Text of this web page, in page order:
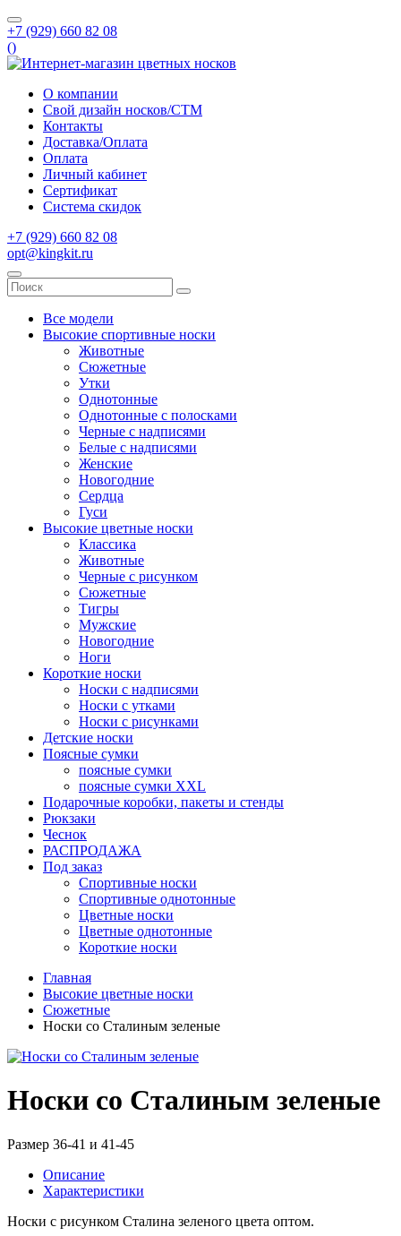
+7 (929) 660 82 08
()
О компании
Свой дизайн носков/СТМ
Контакты
Доставка/Оплата
Оплата
Личный кабинет
Сертификат
Система скидок
+7 (929) 660 82 08
opt@kingkit.ru
Все модели
Высокие спортивные носки
Животные
Сюжетные
Утки
Однотонные
Однотонные с полосками
Черные с надписями
Белые с надписями
Женские
Новогодние
Сердца
Гуси
Высокие цветные носки
Классика
Животные
Черные с рисунком
Сюжетные
Тигры
Мужские
Новогодние
Ноги
Короткие носки
Носки с надписями
Носки с утками
Носки с рисунками
Детские носки
Поясные сумки
поясные сумки
поясные сумки XXL
Подарочные коробки, пакеты и стенды
Рюкзаки
Чеснок
РАСПРОДАЖА
Под заказ
Спортивные носки
Спортивные однотонные
Цветные носки
Цветные однотонные
Короткие носки
Главная
Высокие цветные носки
Сюжетные
Носки со Сталиным зеленые
Носки со Сталиным зеленые
Размер 36-41 и 41-45
Описание
Характеристики
Носки с рисунком Сталина зеленого цвета оптом.